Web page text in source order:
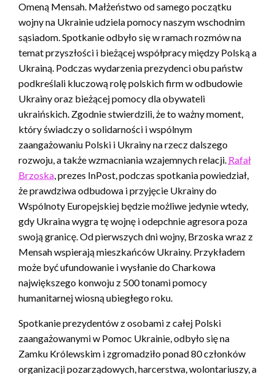
Omeną Mensah. Małżeństwo od samego początku
wojny na Ukrainie udziela pomocy naszym wschodnim
sąsiadom. Spotkanie odbyło się w ramach rozmów na
temat przyszłości i bieżącej współpracy między Polską a
Ukrainą. Podczas wydarzenia prezydenci obu państw
podkreślali kluczową rolę polskich firm w odbudowie
Ukrainy oraz bieżącej pomocy dla obywateli
ukraińskich. Zgodnie stwierdzili, że to ważny moment,
który świadczy o solidarności i wspólnym
zaangażowaniu Polski i Ukrainy na rzecz dalszego
rozwoju, a także wzmacniania wzajemnych relacji. Rafał
Brzoska, prezes InPost, podczas spotkania powiedział,
że prawdziwa odbudowa i przyjęcie Ukrainy do
Wspólnoty Europejskiej będzie możliwe jedynie wtedy,
gdy Ukraina wygra tę wojnę i odepchnie agresora poza
swoją granicę. Od pierwszych dni wojny, Brzoska wraz z
Mensah wspierają mieszkańców Ukrainy. Przykładem
może być ufundowanie i wysłanie do Charkowa
największego konwoju z 500 tonami pomocy
humanitarnej wiosną ubiegłego roku.
Spotkanie prezydentów z osobami z całej Polski
zaangażowanymi w Pomoc Ukrainie, odbyło się na
Zamku Królewskim i zgromadziło ponad 80 członków
organizacji pozarządowych, harcerstwa, wolontariuszy, a